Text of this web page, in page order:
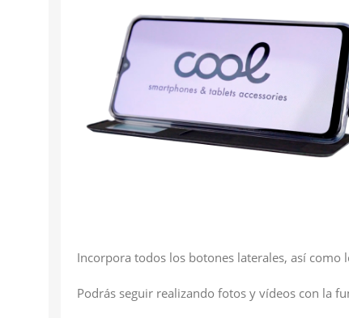
Incorpora todos los botones laterales, así
Podrás seguir realizando fotos y vídeos con la